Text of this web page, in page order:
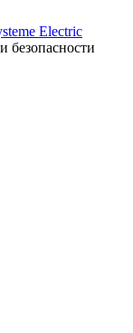
безопасности